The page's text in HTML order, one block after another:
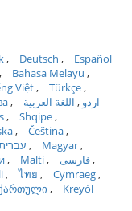
Deutsch
Español
Bahasa Melayu
Việt
Türkçe
اردو
اللغة العربية
Shqipe
Čeština
Magyar
Malti
فارسی
ไทย
Cymraeg
Kreyòl